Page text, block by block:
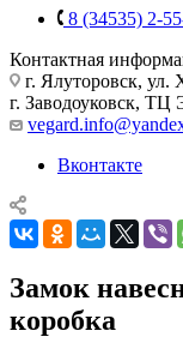
8 (34535) 2-
Контактная
г. Ялуторовск, ул.
г. Заводоуковск, ​ТЦ
Вконтакте
Замок
коробка